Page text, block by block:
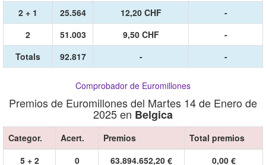
2 + 1
25.564 12,20 CHF
-
2
51.003 9,50 CHF
-
Totals
92.817 - -
Comprobador de Euromillones
Premios de Euromillones del Martes 14 de Enero de
2025 en Belgica
Categor. Acert. Premios
Total premios
5 + 2
0 63.894.652,20 €
0,00 €